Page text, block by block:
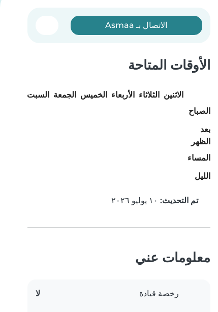
الاتصال بـ Asmaa
الأوقات المتاحة
الاثنين الثلاثاء الأربعاء الخميس الجمعة السبت
الصباح
بعد
الظهر
المساء
الليل
تم التحديث:
معلومات عني
رخصة قيادة لا